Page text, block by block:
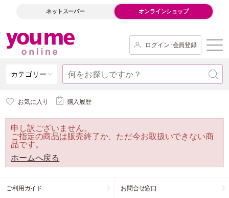
ネットスーパー オンラインショップ
ログイン･会員登録
カテゴリー
お気に入り 購入履歴
申し訳ございません。
ご指定の商品は販売終了か、ただ今お取扱いできない商
品です。
ホームへ戻る
ご利用ガイド お問合せ窓口